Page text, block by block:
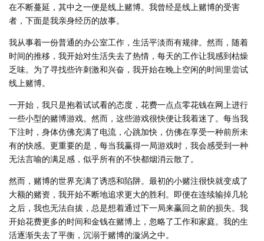
在不断蔓延，其中之一便是线上赌博。我曾经是线上赌博的受害
者，下面是我亲身经历的故事。
我从事着一份普通的办公室工作，生活平淡而有规律。然而，随着
时间的推移，我开始对生活失去了热情，每天的工作让我感到枯燥
乏味。为了寻找些许刺激和兴奋，我开始在晚上空闲的时间里尝试
线上赌博。
一开始，我只是抱着试试看的态度，花费一点点零花钱在网上进行
一些小型的赌博游戏。然而，这些游戏很快便让我着迷了。每当我
下注时，身体仿佛充满了电流，心跳加快，仿佛在享受一种前所未
有的快感。更重要的是，每当我赢得一局游戏时，我会感受到一种
无法言喻的满足感，似乎所有的不快都烟消云散了。
然而，赌博的世界充满了诱惑和陷阱。最初的小赌注很快就变成了
大额的赌资，我开始不断地追求更大的胜利。即便在连续输掉几轮
之后，我也无法自拔，总是想着通过下一局来赢回之前的损失。我
开始花费更多的时间和金钱在赌博上，忽略了工作和家庭。我的生
活逐渐失去了平衡，沉溺于赌博的漩涡之中。